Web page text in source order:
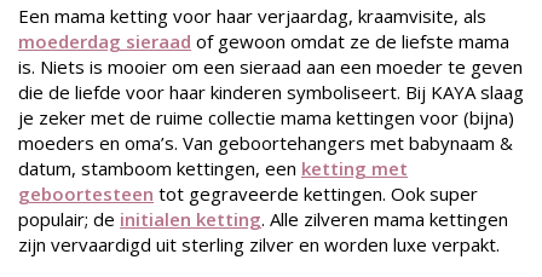
Een mama ketting voor haar verjaardag, kraamvisite, als
moederdag sieraad of gewoon omdat ze de liefste mama
is. Niets is mooier om een sieraad aan een moeder te geven
die de liefde voor haar kinderen symboliseert. Bij KAYA slaag
je zeker met de ruime collectie mama kettingen voor (bijna)
moeders en oma’s. Van geboortehangers met babynaam &
datum, stamboom kettingen, een ketting met
geboortesteen tot gegraveerde kettingen. Ook super
populair; de initialen ketting. Alle zilveren mama kettingen
zijn vervaardigd uit sterling zilver en worden luxe verpakt.